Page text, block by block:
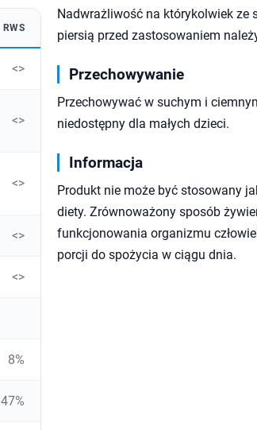
RWS
<>
<>
<>
<>
<>
8%
47%
Nadwrażliwość na którykolwiek ze
piersią przed zastosowaniem
Przechowywanie
Przechowywać w suchym i
niedostępny dla małych dzieci.
Informacja
Produkt nie może być stosowany
diety. Zrównoważony sposób
funkcjonowania organizmu
porcji do spożycia w ciągu dnia.